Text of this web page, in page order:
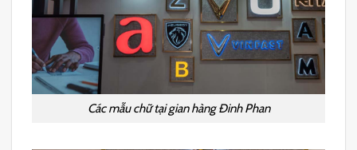
Các mẫu chữ tại gian hàng Đinh Phan